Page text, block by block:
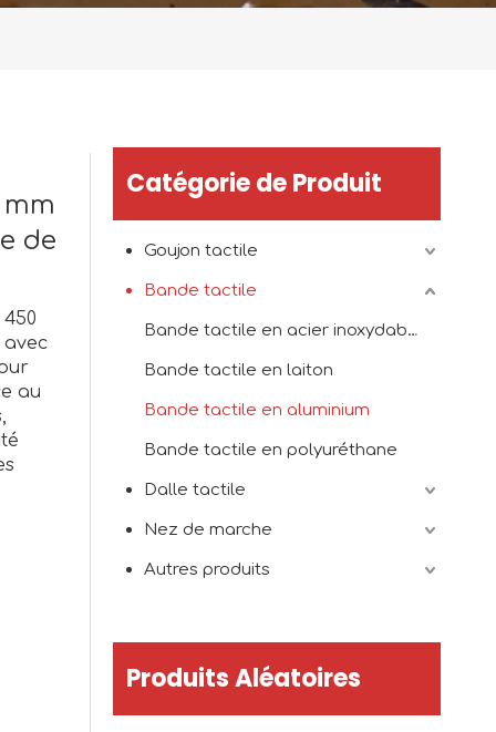
de
au
Catégorie de Produit
Goujon tactile
Bande tactile
Bande tactile en acier inoxydable
Bande tactile en laiton
Bande tactile en aluminium
Bande tactile en polyuréthane
Dalle tactile
Nez de marche
Autres produits
Produits Aléatoires